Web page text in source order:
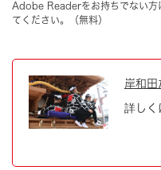
Adobe Readerをお持ちでない方
てください。（無料）
岸和田
詳しく